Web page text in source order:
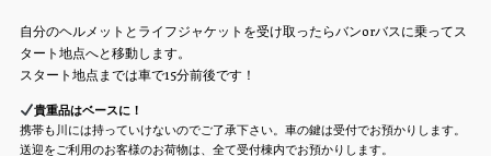
自分のヘルメットとライフジャケットを受け取ったらバンorバスに乗ってス
タート地点へと移動します。
スタート地点までは車で15分前後です！
貴重品はベースに！
携帯も川には持っていけないのでご了承下さい。車の鍵は受付でお預かりします。
送迎をご利用のお客様のお荷物は、全て受付棟内でお預かりします。